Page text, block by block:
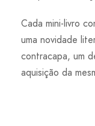
Cada mini-livro
uma novidade
contracapa, um
aquisição da